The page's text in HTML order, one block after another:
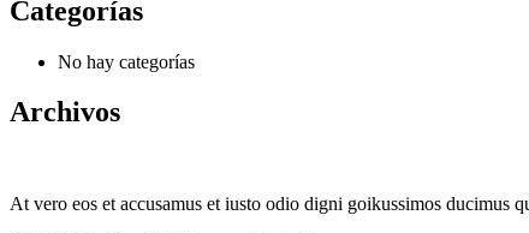
Categorías
No hay categorías
Archivos
At vero eos et accusamus et iusto odio digni goikussimos ducimus